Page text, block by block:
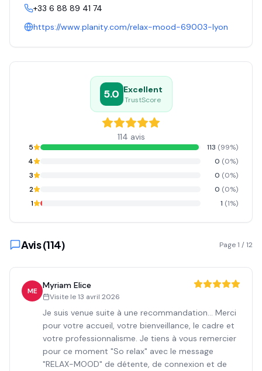
+33 6 88 89 41 74
https://www.planity.com/relax-mood-69003-lyon
5.0 Excellent
TrustScore
114 avis
5 113 (99%)
4
0 (0%)
3
0 (0%)
2
0 (0%)
1
1 (1%)
Avis (114) Page1 /12
ME
Myriam Elice
Visite le13 avril 2026
Je suis venue suite à une recommandation... Merci
pour votre accueil, votre bienveillance, le cadre et
votre professionnalisme. Je tiens à vous remercier
pour ce moment "So relax" avec le message
"RELAX-MOOD" de détente, de connexion et de